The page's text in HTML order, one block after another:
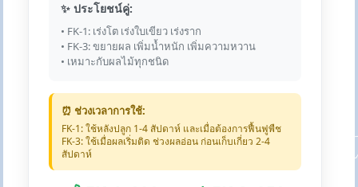
✨ ประโยชน์คู่:
• FK-1: เร่งโต เร่งใบเขียว เร่งราก
• FK-3: ขยายผล เพิ่มน้ำหนัก เพิ่มความหวาน
• เหมาะกับผลไม้ทุกชนิด
⏰ ช่วงเวลาการใช้:
FK-1: ใช้หลังปลูก 1-4 สัปดาห์ และเมื่อต้องการฟื้นฟูพืช
FK-3: ใช้เมื่อผลเริ่มติด ช่วงผลอ่อน ก่อนเก็บเกี่ยว 2-4
สัปดาห์